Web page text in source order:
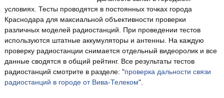
условиях. Тесты проводятся в постоянных точках города
Краснодара для максиальной объективности проверки
различных моделей радиостанций. При проведении тестов
используются штатные аккумуляторы и антенны. На каждую
проверку радиостанции снимается отдельный видеоролик и все
данные сводятся в общий рейтинг. Все результаты тестов
радиостанций смотрите в разделе: "проверка дальности связи
радиостанций в городе от Вива-Телеком".